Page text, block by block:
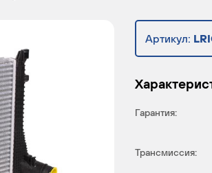
Артикул:
Гарантия:
Трансмиссия: